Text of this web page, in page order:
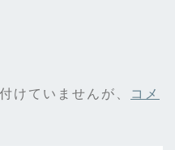
けていませんが、 コメ